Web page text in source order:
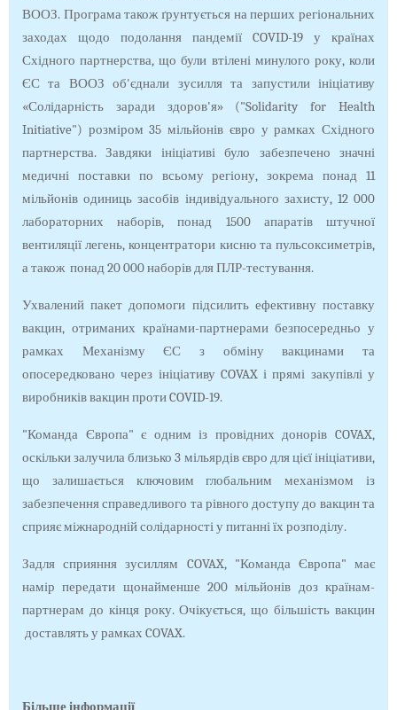
ВООЗ. Програма також ґрунтується на перших регіональних
заходах щодо подолання пандемії COVID-19 у країнах
Східного партнерства, що були втілені минулого року, коли
ЄС та ВООЗ об'єднали зусилля та запустили ініціативу
«Солідарність заради здоров'я» ("Solidarity for Health
Initiative") розміром 35 мільйонів євро у рамках Східного
партнерства. Завдяки ініціативі було забезпечено значні
медичні поставки по всьому регіону, зокрема понад 11
мільйонів одиниць засобів індивідуального захисту, 12 000
лабораторних наборів, понад 1500 апаратів штучної
вентиляції легень, концентратори кисню та пульсоксиметрів,
а також понад 20 000 наборів для ПЛР-тестування.
Ухвалений пакет допомоги підсилить ефективну поставку
вакцин, отриманих країнами-партнерами безпосередньо у
рамках Механізму ЄС з обміну вакцинами та
опосередковано через ініціативу COVAX і прямі закупівлі у
виробників вакцин проти COVID-19.
"Команда Європа" є одним із провідних донорів COVAX,
оскільки залучила близько 3 мільярдів євро для цієї ініціативи,
що залишається ключовим глобальним механізмом із
забезпечення справедливого та рівного доступу до вакцин та
сприяє міжнародній солідарності у питанні їх розподілу.
Задля сприяння зусиллям COVAX, "Команда Європа" має
намір передати щонайменше 200 мільйонів доз країнам-
партнерам до кінця року. Очікується, що більшість вакцин
доставлять у рамках COVAX.
Більше інформації